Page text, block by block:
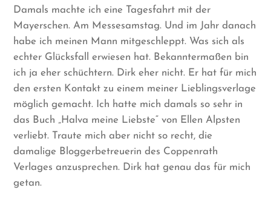
Damals machte ich eine Tagesfahrt mit der
Mayerschen. Am Messesamstag. Und im Jahr danach
habe ich meinen Mann mitgeschleppt. Was sich als
echter Glücksfall erwiesen hat. Bekanntermaßen bin
ich ja eher schüchtern. Dirk eher nicht. Er hat für mich
den ersten Kontakt zu einem meiner Lieblingsverlage
möglich gemacht. Ich hatte mich damals so sehr in
das Buch „Halva meine Liebste“ von Ellen Alpsten
verliebt. Traute mich aber nicht so recht, die
damalige Bloggerbetreuerin des Coppenrath
Verlages anzusprechen. Dirk hat genau das für mich
getan.